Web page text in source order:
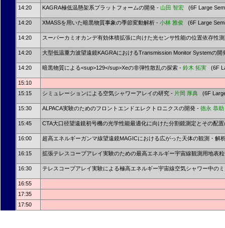
14:20 KAGRA極低温懸架系プラットフォームの開発 - 山田 智宏 (6F Large
14:20 XMASSを用いた暗黒物質事象の季節変動解析 - 小林 雅俊 (6F Large
14:20 スーパーカミオカンデ有効体積拡張に向けた光センサ性能の位置依存性
14:20 大型低温重力波望遠鏡KAGRAにおけるTransmission Monitor Systemの開
14:20 暗黒物質による<sup>129</sup>Xeの非弾性散乱の探索 - 鈴木 拓実 (6F
15:10
15:15
シミュレーションによる空気シャワーアレイの研究 - 片岡 厚典 (6F
15:30 ALPACA実験のためのフロントエンドエレクトロニクスの開発 - 徳永 恭助
15:45 CTA大口径望遠鏡初号機の光学性能最適化に向けた分割鏡測定とその配
16:00 超高エネルギーガンマ線望遠鏡MAGICにおける広がった天体の観測・解
16:15 拡張テレスコープアレイ実験のための最高エネルギー宇宙線観測用地表
16:30 テレスコープアレイ実験による極高エネルギー宇宙線空気シャワー中の
16:55
17:35
17:50